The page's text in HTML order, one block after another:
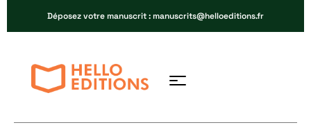
Déposez votre manuscrit : manuscrits@helloeditions.fr